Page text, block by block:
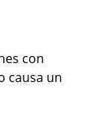
con
causa un